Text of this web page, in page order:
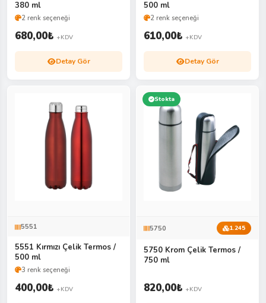
380 ml
2 renk seçeneği
680,00₺ +KDV
Detay Gör
500 ml
2 renk seçeneği
610,00₺ +KDV
Detay Gör
5551
5551 Kırmızı Çelik Termos /
500 ml
3 renk seçeneği
400,00₺ +KDV
Stokta
5750 1.245
5750 Krom Çelik Termos /
750 ml
820,00₺ +KDV